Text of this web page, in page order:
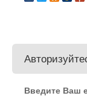
Введите Ваш